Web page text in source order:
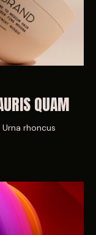
QUAM
rhoncus